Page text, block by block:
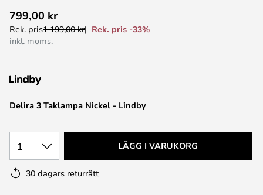
till
början
Delira 3 Taklampa Nickel - Lindby
799,00 kr
Rek. pris1 199,00 kr
Rek. pris -33%
inkl. moms.
1 LÄGG I VARUKORG
30 dagars returrätt